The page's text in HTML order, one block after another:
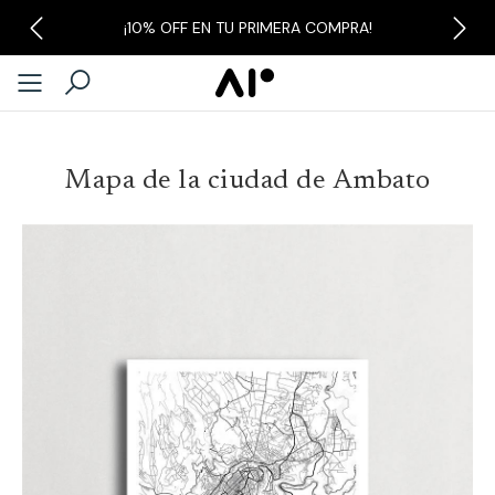
¡10% OFF EN TU PRIMERA COMPRA!
Previous Next
Mapa de la ciudad de Ambato